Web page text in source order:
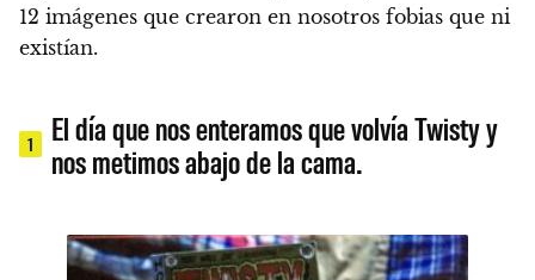
12 imágenes que crearon en nosotros fobias que ni
existían.
1
El día que nos enteramos que volvía Twisty y
nos metimos abajo de la cama.